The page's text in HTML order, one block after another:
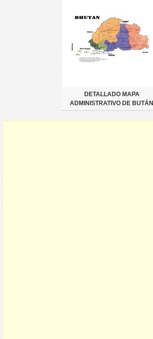
DETALLADO MAPA
ADMINISTRATIVO DE BUTÁN